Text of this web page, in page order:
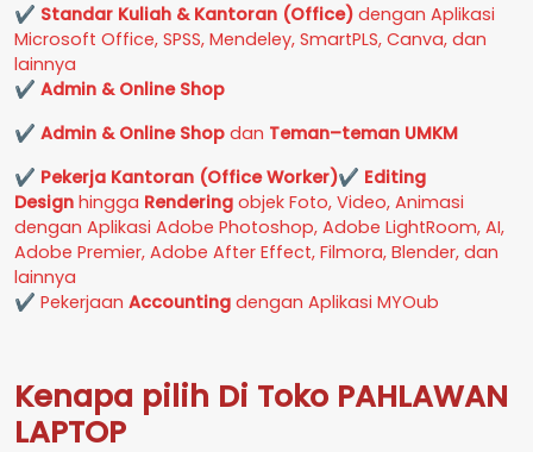
✔ Standar Kuliah & Kantoran (Office) dengan Aplikasi
Microsoft Office, SPSS, Mendeley, SmartPLS, Canva, dan
lainnya
✔ Admin & Online Shop
✔ Admin & Online Shop dan Teman–teman UMKM
✔ Pekerja Kantoran (Office Worker)✔ Editing
Design hingga Rendering objek Foto, Video, Animasi
dengan Aplikasi Adobe Photoshop, Adobe LightRoom, AI,
Adobe Premier, Adobe After Effect, Filmora, Blender, dan
lainnya
✔ Pekerjaan Accounting dengan Aplikasi MYOub
Kenapa pilih Di Toko PAHLAWAN
LAPTOP